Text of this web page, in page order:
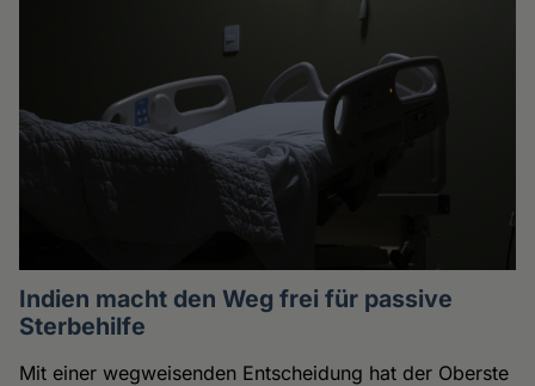
Indien macht den Weg frei für passive
Sterbehilfe
Mit einer wegweisenden Entscheidung hat der Oberste